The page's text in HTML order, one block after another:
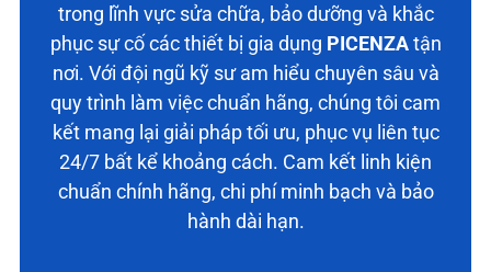
trong lĩnh vực sửa chữa, bảo dưỡng và khắc
phục sự cố các thiết bị gia dụng PICENZAtận
nơi. Với đội ngũ kỹ sư am hiểu chuyên sâu và
quy trình làm việc chuẩn hãng, chúng tôi cam
kết mang lại giải pháp tối ưu, phục vụ liên tục
24/7 bất kể khoảng cách. Cam kết linh kiện
chuẩn chính hãng, chi phí minh bạch và bảo
hành dài hạn.